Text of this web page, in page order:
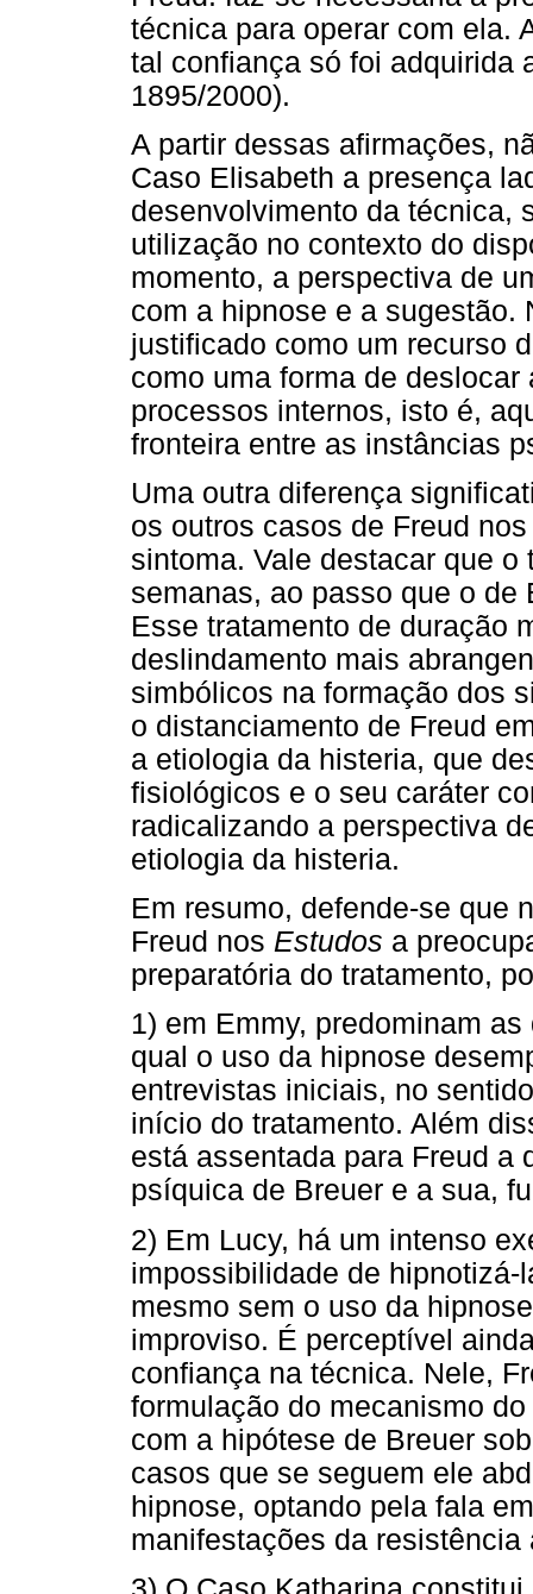
técnica para operar com ela.
tal confiança só foi adquirida
1895/2000).
A partir dessas afirmações,
Caso Elisabeth a presença
desenvolvimento da técnica,
utilização no contexto do
momento, a perspectiva de
com a hipnose e a sugestão.
justificado como um recurso
como uma forma de
processos internos, isto é,
fronteira entre as instâncias
Uma outra diferença
os outros casos de Freud
sintoma. Vale destacar que
semanas, ao passo que o
Esse tratamento de duração
deslindamento mais
simbólicos na formação dos
o distanciamento de Freud
a etiologia da histeria, que
fisiológicos e o seu caráter
radicalizando a perspectiva
etiologia da histeria.
Em resumo, defende-se que
Freud nos Estudos a
preparatória do tratamento,
1) em Emmy, predominam
qual o uso da hipnose
entrevistas iniciais, no
início do tratamento. Além
está assentada para Freud a
psíquica de Breuer e a sua,
2) Em Lucy, há um intenso
impossibilidade de
mesmo sem o uso da
improviso. É perceptível
confiança na técnica. Nele,
formulação do mecanismo
com a hipótese de Breuer
casos que se seguem ele
hipnose, optando pela fala
manifestações da resistência